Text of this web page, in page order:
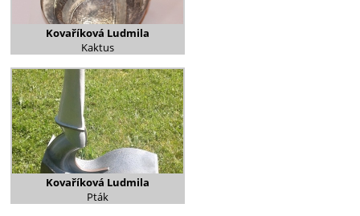
Kovaříková Ludmila
Kaktus
Kovaříková Ludmila
Pták